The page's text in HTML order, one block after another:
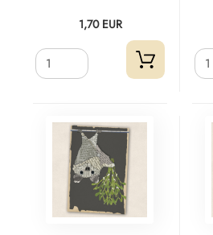
1,70 EUR